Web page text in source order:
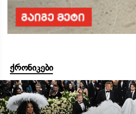
ქრონიკები